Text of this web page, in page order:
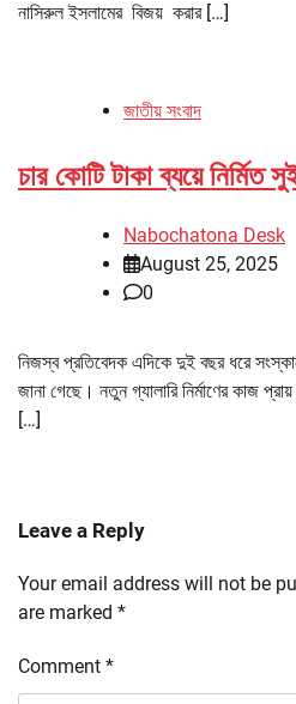
নাসিরুল ইসলামের বিজয় করার […]
জাতীয় সংবাদ
চার কোটি টাকা ব্যয়ে নির্মিত
Nabochatona Desk
August 25, 2025
0
নিজস্ব প্রতিবেদক এদিকে দুই বছর ধরে
জানা গেছে। নতুন গ্যালারি নির্মাণের কাজ
[…]
Leave a Reply
Your email address will not be
are marked *
Comment *